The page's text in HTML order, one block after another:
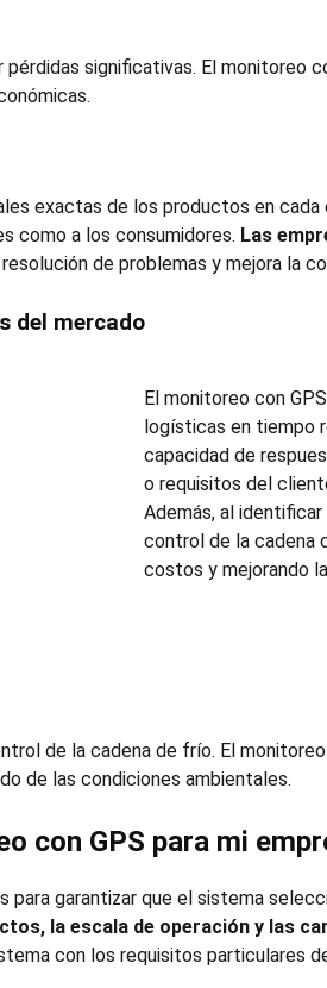
significativas. El monitoreo
exactas de los productos en
como a los consumidores. Las
de problemas y mejora la
del mercado
El monitoreo con GPS
logísticas en tiempo
capacidad de
o requisitos del
Además, al
control de la cadena
costos y mejorando
de la cadena de frío. El
de las condiciones ambientales.
con GPS para mi
para garantizar que el sistema
la escala de operación y las
con los requisitos particulares